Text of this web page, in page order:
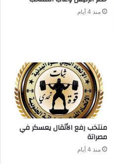
منذ 4 أيام
‬مصراتة‭ ‬
منذ 4 أيام